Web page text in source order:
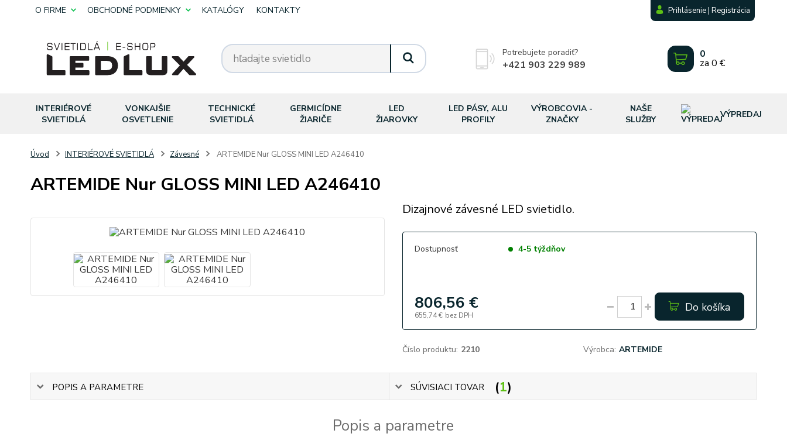
O FIRME OBCHODNÉ PODMIENKY KATALÓGY KONTAKTY Prihlásenie | Registrácia
Potrebujete poradiť?
+421 903 229 989
0
za 0 €
INTERIÉROVÉ
SVIETIDLÁ
VONKAJŠIE
OSVETLENIE
TECHNICKÉ
SVIETIDLÁ
GERMICÍDNE
ŽIARIČE
LED
ŽIAROVKY
LED PÁSY, ALU
PROFILY
VÝROBCOVIA -
ZNAČKY
NAŠE
SLUŽBY
VÝPREDAJ
Úvod INTERIÉROVÉ SVIETIDLÁ Závesné ARTEMIDE Nur GLOSS MINI LED A246410
ARTEMIDE Nur GLOSS MINI LED A246410
Dizajnové závesné LED svietidlo.
Dostupnosť 4-5 týždňov
806,56 €
655,74 € bez DPH
Do košíka
Číslo produktu: 2210 Výrobca: ARTEMIDE
POPIS A PARAMETRE SÚVISIACI TOVAR 1
Popis a parametre